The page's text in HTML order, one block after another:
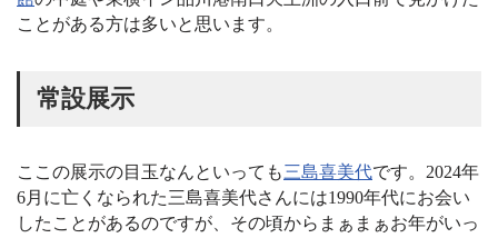
ことがある方は多いと思います。
常設展示
ここの展示の目玉なんといっても三島喜美代です。2024年
6月に亡くなられた三島喜美代さんには1990年代にお会い
したことがあるのですが、その頃からまぁまぁお年がいっ